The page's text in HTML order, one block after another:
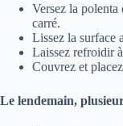
Versez la polenta
carré.
Lissez la surface
Laissez refroidir
Couvrez et
Le lendemain,